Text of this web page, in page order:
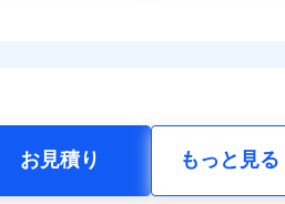
お見積り もっと見る